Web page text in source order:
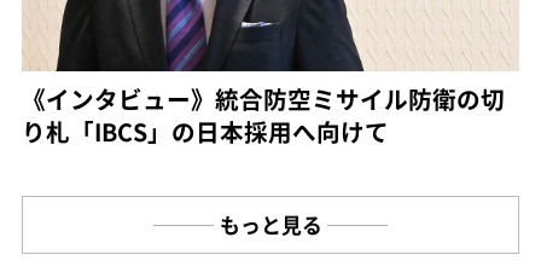
《インタビュー》統合防空ミサイル防衛の切
り札「IBCS」の日本採用へ向けて
もっと見る